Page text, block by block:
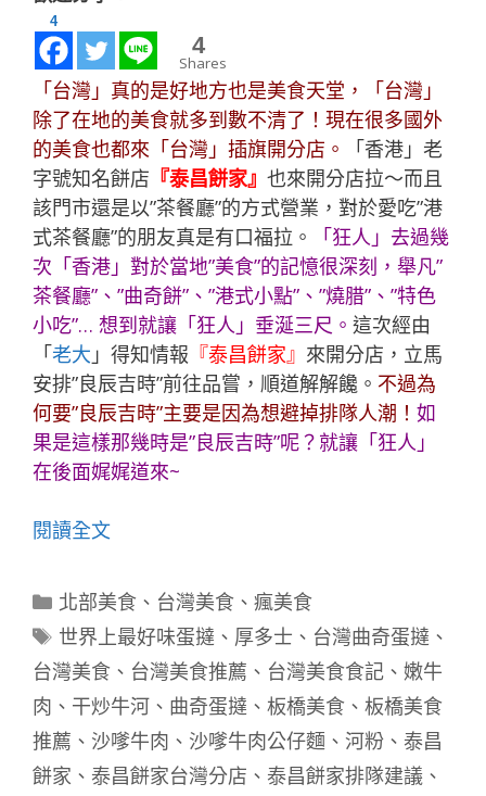
4
0
Shares
「台灣」真的是好地方也是美食天堂，「台灣」
除了在地的美食就多到數不清了！現在很多國外
的美食也都來「台灣」插旗開分店。
「香港」老
字號知名餅店 『泰昌餅家』 也來開分店拉～而且
該門市還是以”茶餐廳”的方式營業，對於愛吃”港
式茶餐廳”的朋友真是有口福拉。
「狂人 」去過幾
次「香港」對於當地”美食”的記憶很深刻，舉凡”
茶餐廳”、”曲奇餅”、”港式小點”、”燒腊”、”特色
小吃”… 想到就讓「狂人 」垂涎三尺。 這次經由
「老大 」得知情報 『泰昌餅家』 來開分店，立馬
安排”良辰吉時”前往品嘗，順道解解饞。 不過為
何要”良辰吉時”主要是因為想避掉排隊人潮！ 如
果是這樣那幾時是”良辰吉時”呢？就讓「狂人 」
在後面娓娓道來~
閱讀全文
分
類
北部美食、 台灣美食、 瘋美食
標
籤
世界上最好味蛋撻 、 厚多士 、 台灣曲奇蛋撻 、
台灣美食 、 台灣美食推薦 、 台灣美食食記 、 嫩牛
肉 、 干炒牛河 、 曲奇蛋撻 、 板橋美食 、 板橋美食
推薦 、 沙嗲牛肉 、 沙嗲牛肉公仔麵 、 河粉 、 泰昌
餅家 、 泰昌餅家台灣分店 、 泰昌餅家排隊建議 、